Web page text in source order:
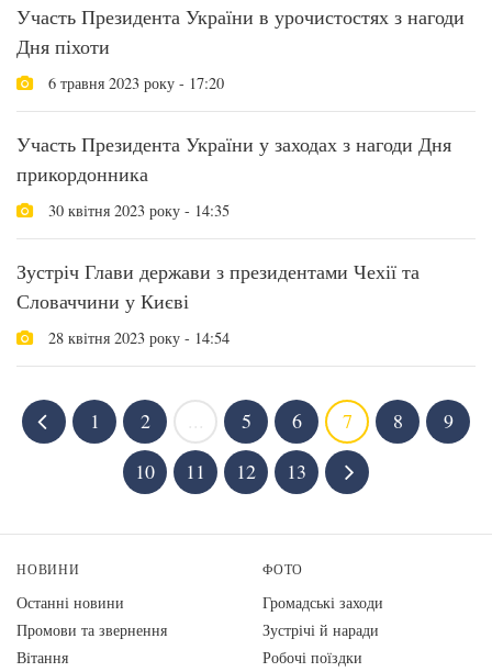
Участь Президента України в урочистостях з нагоди
Дня піхоти
6 травня 2023 року - 17:20
Участь Президента України у заходах з нагоди Дня
прикордонника
30 квітня 2023 року - 14:35
Зустріч Глави держави з президентами Чехії та
Словаччини у Києві
28 квітня 2023 року - 14:54
1 2 5 6 7 8
9
10
11 12 13
НОВИНИ
Останні новини
Промови та звернення
Вiтання
ФОТО
Громадські заходи
Зустрічі й наради
Робочі поїздки